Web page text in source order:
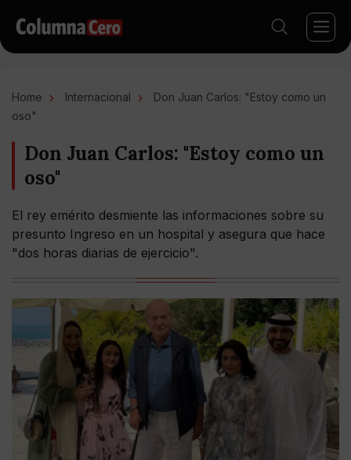
Home Internacional
Don Juan Carlos: "Estoy como un
oso"
Don Juan Carlos: "Estoy como un
oso"
El rey emérito desmiente las informaciones sobre su
presunto Ingreso en un hospital y asegura que hace
"dos horas diarias de ejercicio".